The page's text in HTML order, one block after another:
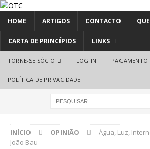
HOME ARTIGOS CONTACTO
CARTA DE PRINCÍPIOS LINKS
TORNE-SE SÓCIO LOG IN PAGAMENTO
POLÍTICA DE PRIVACIDADE
INÍCIO OPINIÃO
Água, Luz,
João Bau